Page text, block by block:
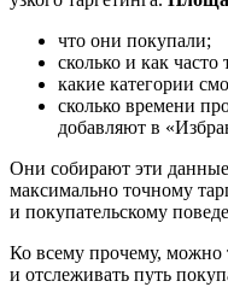
что они покупали;
сколько и как часто
какие категории
сколько времени
добавляют в
Они собирают эти
максимально точному
и покупательскому
Ко всему прочему,
и отслеживать путь